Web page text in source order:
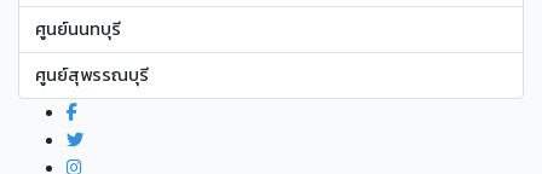
ศูนย์นนทบุรี
ศูนย์สุพรรณบุรี